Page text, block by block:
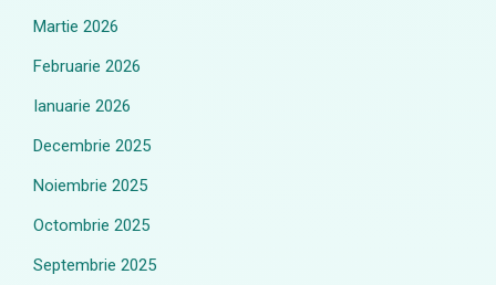
Martie 2026
Februarie 2026
Ianuarie 2026
Decembrie 2025
Noiembrie 2025
Octombrie 2025
Septembrie 2025